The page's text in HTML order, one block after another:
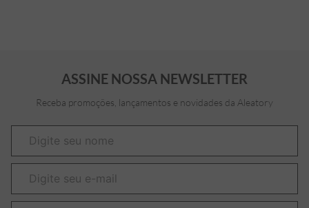
ASSINE NOSSA NEWSLETTER
Receba promoções, lançamentos e novidades da Aleatory